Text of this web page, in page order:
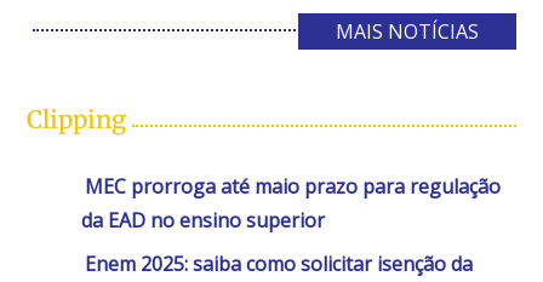
MAIS NOTÍCIAS
Clipping
MEC prorroga até maio prazo para regulação
da EAD no ensino superior
Enem 2025: saiba como solicitar isenção da